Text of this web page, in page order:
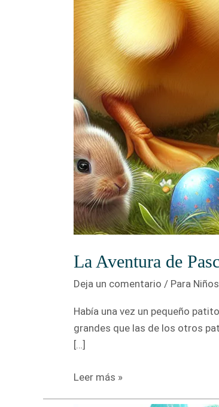
La Aventura de
Deja un comentario / Para
Había una vez un pequeño
grandes que las de los otros
[…]
La
Leer más »